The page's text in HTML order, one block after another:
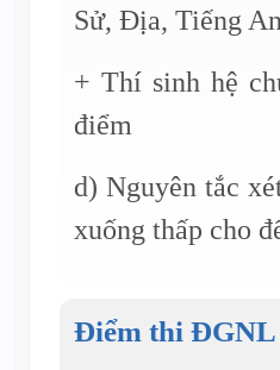
Sử, Địa, Tiếng
+ Thí sinh hệ
điểm
d) Nguyên tắc
xuống thấp cho
Điểm thi ĐGNL